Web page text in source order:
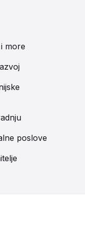
more
poslove